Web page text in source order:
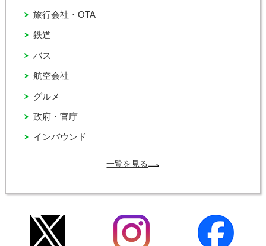
インバウンド
グルメ
バス
政府・官庁
旅行会社・OTA
航空会社
鉄道
一覧を見る